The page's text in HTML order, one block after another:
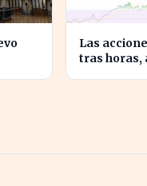
Las
tras horas,